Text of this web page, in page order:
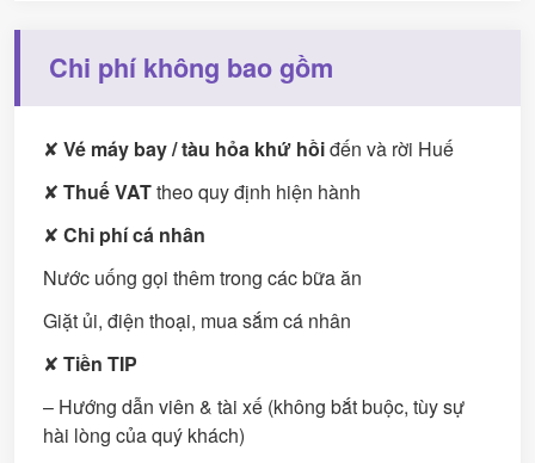
Chi phí không bao gồm
✘ Vé máy bay / tàu hỏa khứ hồiđến và rời Huế
✘ Thuế VATtheo quy định hiện hành
✘ Chi phí cá nhân
Nước uống gọi thêm trong các bữa ăn
Giặt ủi, điện thoại, mua sắm cá nhân
✘ Tiền TIP
– Hướng dẫn viên & tài xế (không bắt buộc, tùy sự
hài lòng của quý khách)